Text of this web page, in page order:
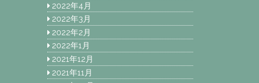
2022年4月
2022年3月
2022年2月
2022年1月
2021年12月
2021年11月